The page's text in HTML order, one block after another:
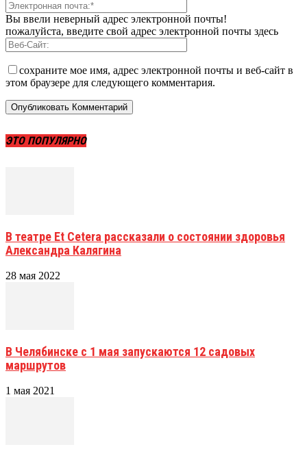
Вы ввели неверный адрес электронной почты!
пожалуйста, введите свой адрес электронной почты здесь
сохраните мое имя, адрес электронной почты и веб-сайт в
этом браузере для следующего комментария.
ЭТО ПОПУЛЯРНО
В театре Et Cetera рассказали о состоянии здоровья
Александра Калягина
28 мая 2022
В Челябинске с 1 мая запускаются 12 садовых
маршрутов
1 мая 2021